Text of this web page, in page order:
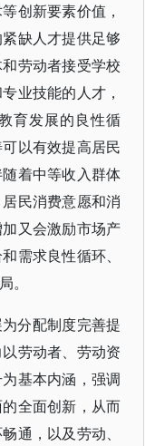
创新要素价值，
缺人才提供足够
劳动者接受学校
业技能的人才，
育发展的良性循
以有效提高居民
着中等收入群体
民消费意愿和消
又会激励市场产
需求良性循环、
。
分配制度完善提
劳动者、劳动资
基本内涵，强调
全面创新，从而
通，以及劳动、